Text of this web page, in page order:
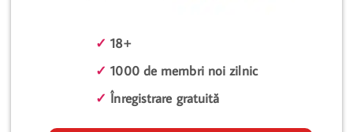
✓ 18+
✓ 1000 de membri noi zilnic
✓ Înregistrare gratuită